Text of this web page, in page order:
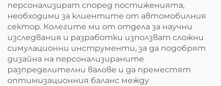
персонализират според постиженията,
необходими за клиентите от автомобилния
сектор. Колегите ми от отдела за научни
изследвания и разработки използват сложни
симулационни инструменти, за да подобрят
дизайна на персонализираните
разпределителни валове и да преместят
оптимизационния баланс между